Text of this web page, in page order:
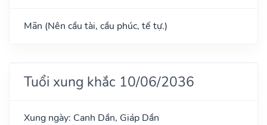
Mãn (Nên cầu tài, cầu phúc, tế tự.)
Tuổi xung khắc 10/06/2036
Xung ngày: Canh Dần, Giáp Dần